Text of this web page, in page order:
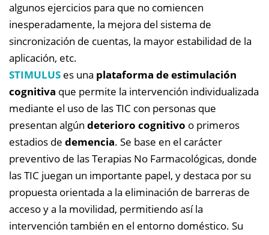
algunos ejercicios para que no comiencen
inesperadamente, la mejora del sistema de
sincronización de cuentas, la mayor estabilidad de la
aplicación, etc.
STIMULUS es una plataforma de estimulación
cognitiva que permite la intervención individualizada
mediante el uso de las TIC con personas que
presentan algún deterioro cognitivo o primeros
estadios de demencia. Se base en el carácter
preventivo de las Terapias No Farmacológicas, donde
las TIC juegan un importante papel, y destaca por su
propuesta orientada a la eliminación de barreras de
acceso y a la movilidad, permitiendo así la
intervención también en el entorno doméstico. Su